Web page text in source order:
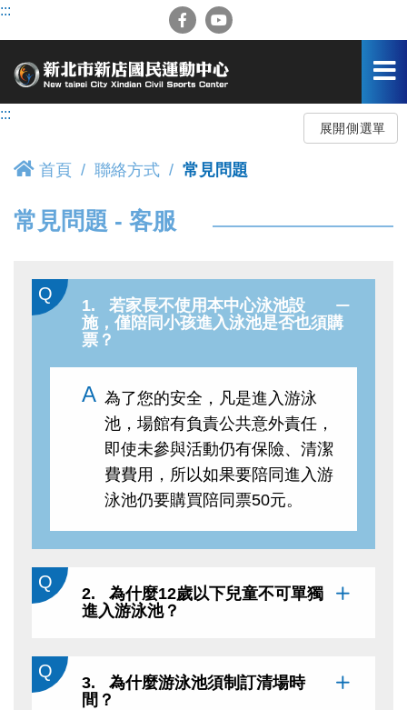
跳
容
:::
:::
展開側選單
首頁 聯絡方式 常見問題
常見問題 - 客服
1. 若家長不使用本中心泳池設
施，僅陪同小孩進入泳池是否也須購
票？
為了您的安全，凡是進入游泳
池，場館有負責公共意外責任，
即使未參與活動仍有保險、清潔
費費用，所以如果要陪同進入游
泳池仍要購買陪同票50元。
2. 為什麼12歲以下兒童不可單獨
進入游泳池？
3. 為什麼游泳池須制訂清場時
間？